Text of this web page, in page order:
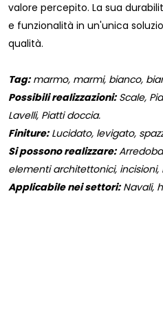
valore percepito. La sua
e funzionalità in un'unica
qualità.
Tag:marmo, marmi, bianco,
Possibili realizzazioni:Scale,
Lavelli, Piatti doccia.
Finiture:Lucidato, levigato,
Si possono realizzare:
elementi architettonici,
Applicabile nei settori:Navali,